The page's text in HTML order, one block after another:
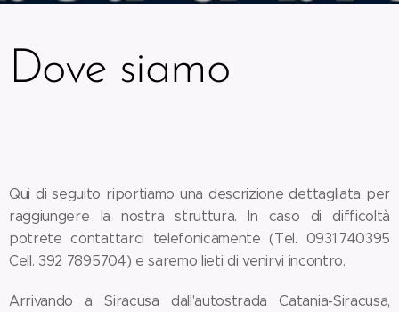
Dove siamo
Qui di seguito riportiamo una descrizione dettagliata per
raggiungere la nostra struttura. In caso di difficoltà
potrete contattarci telefonicamente (Tel. 0931.740395
Cell. 392 7895704) e saremo lieti di venirvi incontro.
Arrivando a Siracusa dall'autostrada Catania-Siracusa,